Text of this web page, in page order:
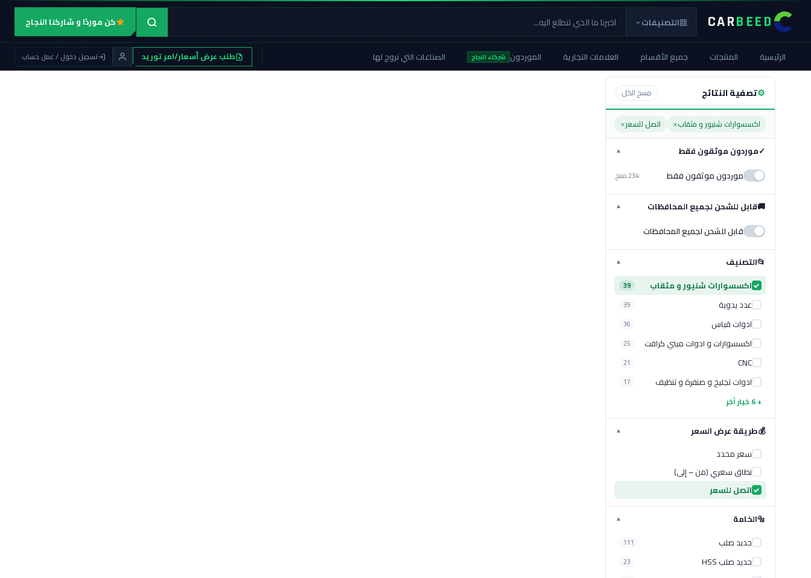
CARBEED التصنيفات كن موردًا و شاركنا النجاح
الرئيسية المنتجات جميع الأقسام العلامات التجارية الموردون شركاء النجاح الصناعات التي نروج لها طلب عرض أسعار/امر توريد تسجيل دخول / عمل حساب
⚙تصفية النتائج مسح الكل
اكسسوارات شنيور و مثقاب× اتصل للسعر×
✓موردون موثقون فقط ▼
موردون موثقون فقط 234 منتج
🚚قابل للشحن لجميع المحافظات ▼
قابل للشحن لجميع المحافظات
📂التصنيف ▼
اكسسوارات شنيور و مثقاب 39
عدد يدوية 39
ادوات قياس 36
اكسسوارات و ادوات ميني كرافت 25
CNC
21
ادوات تجليخ و صنفرة و تنظيف 17
+ 6 خيار آخر
💰طريقة عرض السعر ▼
سعر محدد
نطاق سعري (من – إلى)
اتصل للسعر
🔩الخامة ▼
حديد صلب 111
حديد صلب HSS 23